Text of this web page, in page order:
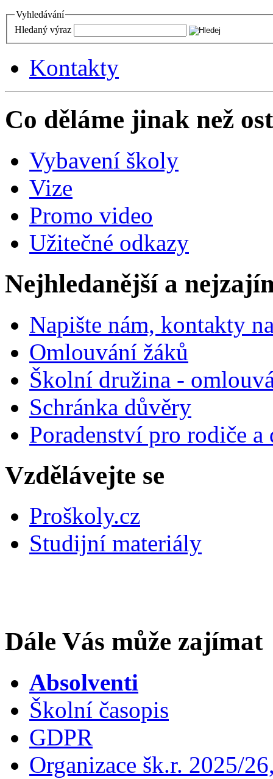
Vyhledávání
Hledaný výraz
Kontakty
Co děláme jinak než
Vybavení školy
Vize
Promo video
Užitečné odkazy
Nejhledanější a
Napište nám, kontakty
Omlouvání žáků
Školní družina -
Schránka důvěry
Poradenství pro rodiče
Vzdělávejte se
Proškoly.cz
Studijní materiály
Dále Vás může zajímat
Absolventi
Školní časopis
GDPR
Organizace šk.r. 2025/